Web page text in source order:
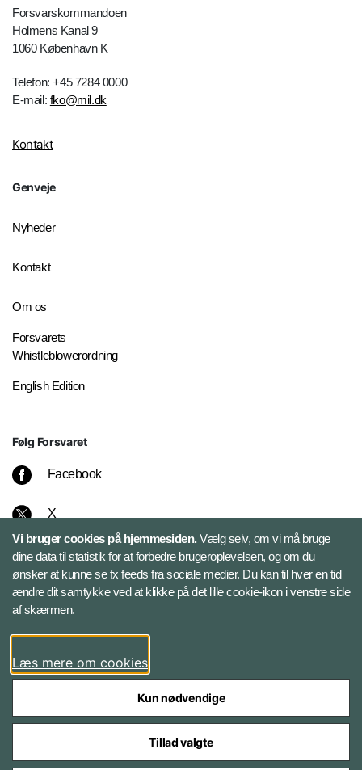
Forsvarskommandoen
Holmens Kanal 9
1060 København K
Telefon: +45 7284 0000
E-mail: fko@mil.dk
Kontakt
Genveje
Nyheder
Kontakt
Om os
Forsvarets
Whistleblowerordning
English Edition
Følg Forsvaret
Facebook
X
Instagram
Bluesky
LinkedIn
Vi bruger cookies på hjemmesiden.Vælg selv, om vi må bruge
dine data til statistik for at forbedre brugeroplevelsen, og om du
ønsker at kunne se fx feeds fra sociale medier. Du kan til hver en tid
ændre dit samtykke ved at klikke på det lille cookie-ikon i venstre side
af skærmen.
Læs mere om cookies
Kun nødvendige
Tillad valgte